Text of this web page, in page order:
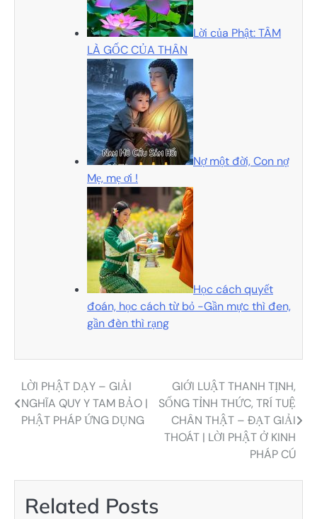
Lời của Phật: TÂM
LÀ GỐC CỦA THÂN
Nợ một đời, Con nợ
Mẹ, mẹ ơi !
Học cách quyết
đoán, học cách từ bỏ -Gần mực thì đen,
gần đèn thì rạng
Điều
hướng
LỜI PHẬT DẠY – GIẢI
NGHĨA QUY Y TAM BẢO |
PHẬT PHÁP ỨNG DỤNG
GIỚI LUẬT THANH TỊNH,
SỐNG TỈNH THỨC, TRÍ TUỆ
CHÂN THẬT – ĐẠT GIẢI
THOÁT | LỜI PHẬT Ở KINH
PHÁP CÚ
Related Posts